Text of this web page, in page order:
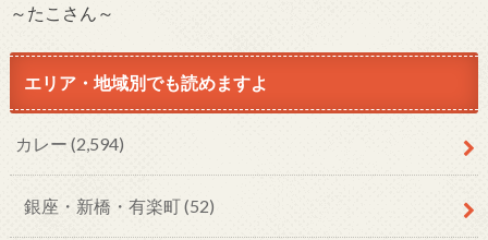
～たこさん～
エリア・地域別でも読めますよ
カレー (2,594)
銀座・新橋・有楽町(52)